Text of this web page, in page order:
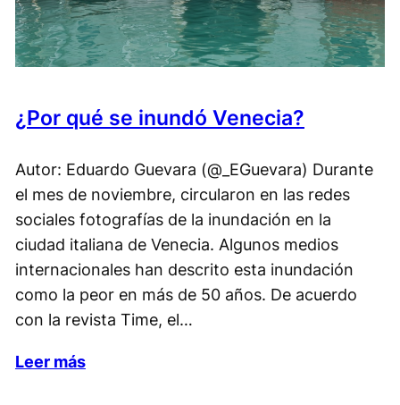
¿Por qué se inundó Venecia?
Autor: Eduardo Guevara (@_EGuevara) Durante
el mes de noviembre, circularon en las redes
sociales fotografías de la inundación en la
ciudad italiana de Venecia. Algunos medios
internacionales han descrito esta inundación
como la peor en más de 50 años. De acuerdo
con la revista Time, el…
Leer más